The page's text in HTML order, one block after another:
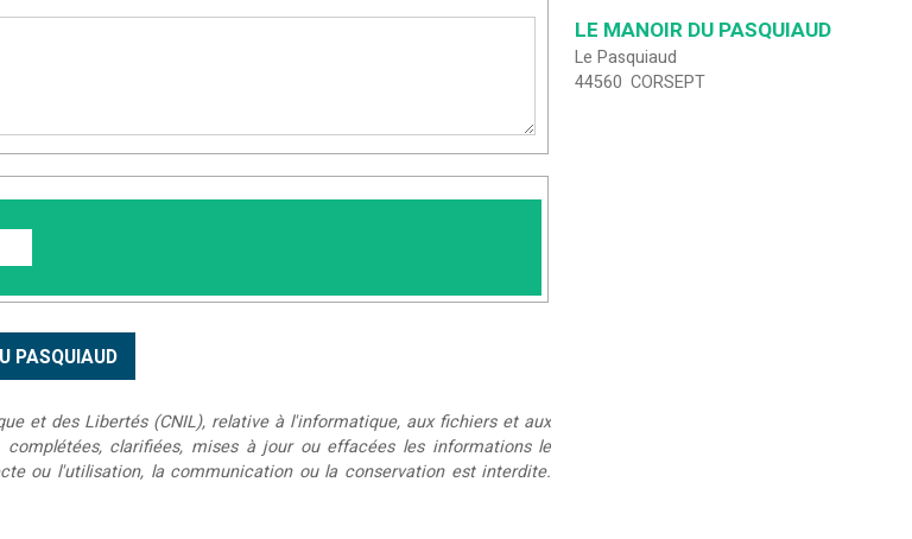
et des Libertés (CNIL), relative à l'informatique, aux fichiers et aux
clarifiées, mises à jour ou effacées les informations le
ou l'utilisation, la communication ou la conservation est interdite.
LE MANOIR DU PASQUIAUD
Le Pasquiaud
44560 CORSEPT